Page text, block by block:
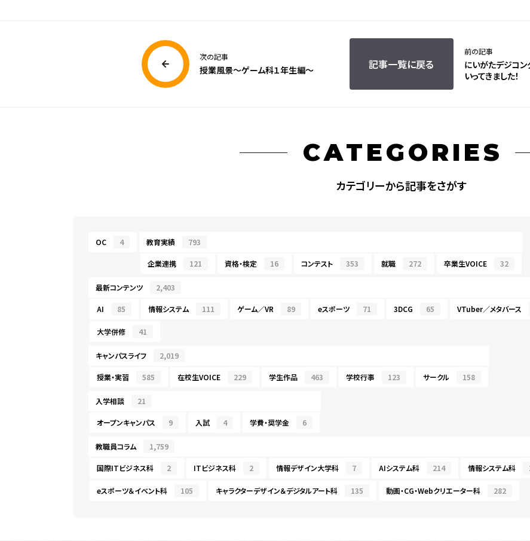
次の記事
授業風景～ゲーム科１年生編～ 記事一覧に戻る
前の記事
にいがたデジコン
いってきました！
CATEGORIES
カテゴリーから記事をさがす
OC 4 教育実績 793
企業連携 121 資格・検定 16 コンテスト 353 就職 272 卒業生VOICE 32
最新コンテンツ 2,403
AI 85 情報システム 111 ゲーム／VR 89 eスポーツ 71 3DCG 65 VTuber／メタバース
大学併修 41
キャンパスライフ 2,019
授業・実習 585 在校生VOICE 229 学生作品 463 学校行事 123 サークル 158
入学相談 21
オープンキャンパス 9 入試 4 学費・奨学金 6
教職員コラム 1,759
国際ITビジネス科 2 ITビジネス科 2 情報デザイン大学科 7 AIシステム科 214 情報システム科
eスポーツ＆イベント科 105 キャラクターデザイン＆デジタルアート科 135 動画・CG・Webクリエーター科 282